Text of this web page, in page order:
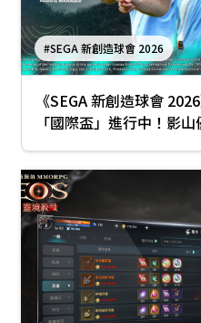
#SEGA 新創造球會 2026
《SEGA 新創造球會
「國際盃」進行中！影